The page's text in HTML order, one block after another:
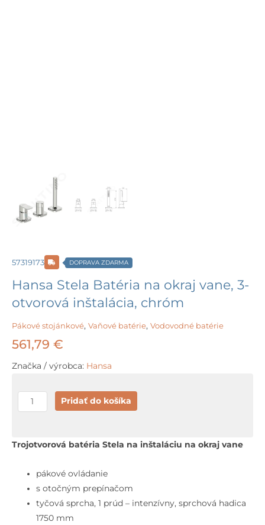
57319173 DOPRAVA ZDARMA
Hansa Stela Batéria na okraj vane, 3-
otvorová inštalácia, chróm
Pákové stojánkové, Vaňové batérie, Vodovodné batérie
561,79 €
Značka / výrobca: Hansa
množstvo
Hansa
Batéria
okraj
vane,
otvorová
Pridať do košíka
Trojotvorová batéria Stela na inštaláciu na okraj vane
pákové ovládanie
s otočným prepínačom
tyčová sprcha, 1 prúd – intenzívny, sprchová hadica
1750 mm